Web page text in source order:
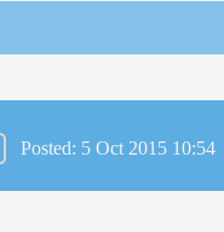
Posted: 5 Oct 2015 10:54